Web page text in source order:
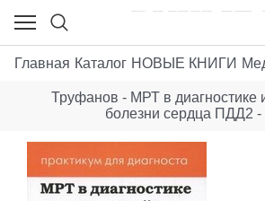
Главная Каталог НОВЫЕ КНИГИ
Труфанов - МРТ в диагностике
болезни сердца ПДД2 -